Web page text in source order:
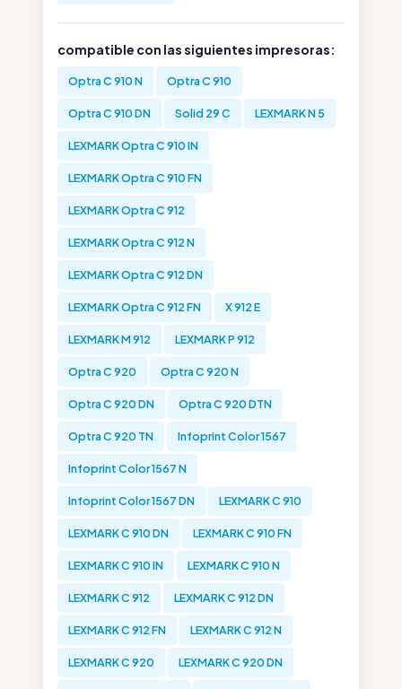
compatible con las siguientes impresoras:
Optra C 910 N Optra C 910
Optra C 910 DN Solid 29 C LEXMARK N 5
LEXMARK Optra C 910 IN
LEXMARK Optra C 910 FN
LEXMARK Optra C 912
LEXMARK Optra C 912 N
LEXMARK Optra C 912 DN
LEXMARK Optra C 912 FN X 912 E
LEXMARK M 912 LEXMARK P 912
Optra C 920 Optra C 920 N
Optra C 920 DN Optra C 920 DTN
Optra C 920 TN Infoprint Color 1567
Infoprint Color 1567 N
Infoprint Color 1567 DN LEXMARK C 910
LEXMARK C 910 DN LEXMARK C 910 FN
LEXMARK C 910 IN LEXMARK C 910 N
LEXMARK C 912 LEXMARK C 912 DN
LEXMARK C 912 FN LEXMARK C 912 N
LEXMARK C 920 LEXMARK C 920 DN